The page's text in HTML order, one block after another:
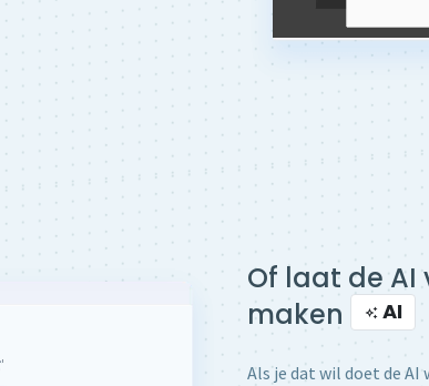
Of laat de AI
maken
AI
Als je dat wil doet de